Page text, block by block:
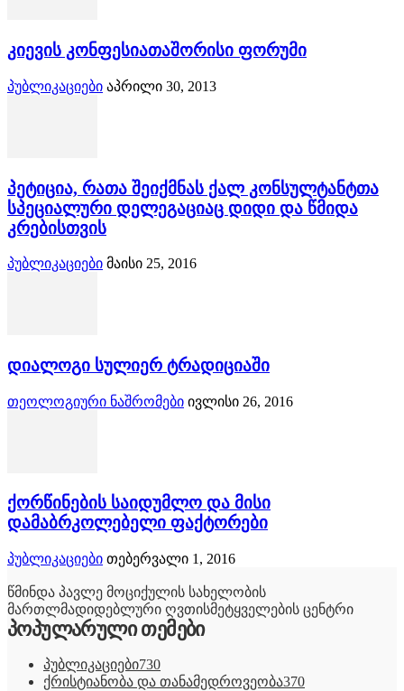
კიევის კონფესიათაშორისი ფორუმი
პუბლიკაციები აპრილი 30, 2013
პეტიცია, რათა შეიქმნას ქალ კონსულტანტთა
სპეციალური დელეგაციაც დიდი და წმიდა
კრებისთვის
პუბლიკაციები მაისი 25, 2016
დიალოგი სულიერ ტრადიციაში
თეოლოგიური ნაშრომები ივლისი 26, 2016
ქორწინების საიდუმლო და მისი
დამაბრკოლებელი ფაქტორები
პუბლიკაციები თებერვალი 1, 2016
წმინდა პავლე მოციქულის სახელობის
მართლმადიდებლური ღვთისმეტყველების ცენტრი
პოპულარული თემები
პუბლიკაციები730
ქრისტიანობა და თანამედროვეობა370